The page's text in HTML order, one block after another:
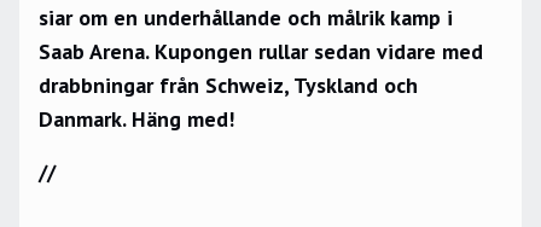
siar om en underhållande och målrik kamp i
Saab Arena. Kupongen rullar sedan vidare med
drabbningar från Schweiz, Tyskland och
Danmark. Häng med!
//